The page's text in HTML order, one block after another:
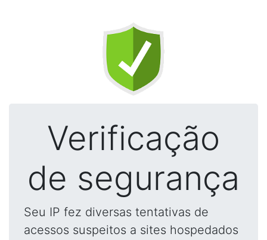
Verificação
de segurança
Seu IP fez diversas tentativas de
acessos suspeitos a sites hospedados